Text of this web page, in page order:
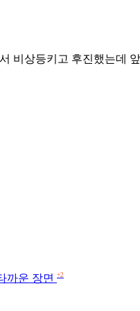
비상등키고 후진했는데
까운 장면 +2